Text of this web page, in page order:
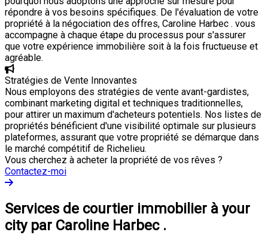
répondre à vos besoins spécifiques. De l'évaluation de votre
propriété à la négociation des offres, Caroline Harbec . vous
accompagne à chaque étape du processus pour s'assurer
que votre expérience immobilière soit à la fois fructueuse et
agréable.
Stratégies de Vente Innovantes
Nous employons des stratégies de vente avant-gardistes,
combinant marketing digital et techniques traditionnelles,
pour attirer un maximum d'acheteurs potentiels. Nos listes de
propriétés bénéficient d'une visibilité optimale sur plusieurs
plateformes, assurant que votre propriété se démarque dans
le marché compétitif de Richelieu.
Vous cherchez à acheter la propriété de vos rêves ?
Contactez-moi
Services de courtier immobilier à your
city par Caroline Harbec .